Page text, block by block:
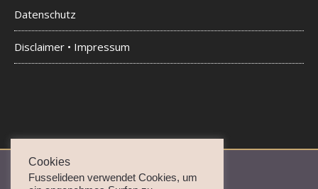
Datenschutz
Disclaimer • Impressum
Cookies
Fusselideen verwendet Cookies, um